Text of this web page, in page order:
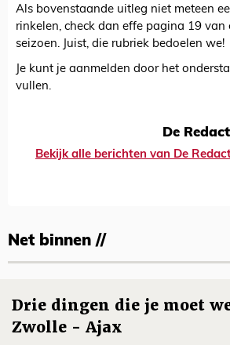
Als bovenstaande uitleg niet meteen
rinkelen, check dan effe pagina 19 van
seizoen. Juist, die rubriek bedoelen we!
Je kunt je aanmelden door het
vullen.
De
Bekijk alle berichten van De
Net binnen //
Drie dingen die je moet
Zwolle - Ajax